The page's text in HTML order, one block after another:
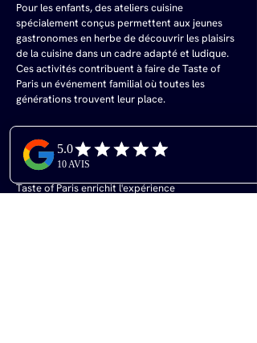
Pour les enfants, des ateliers cuisine
spécialement conçus permettent aux jeunes
gastronomes en herbe de découvrir les plaisirs
de la cuisine dans un cadre adapté et ludique.
Ces activités contribuent à faire de Taste of
Paris un événement familial où toutes les
générations trouvent leur place.
Expériences Immersives et
Animations
Taste of Paris enrichit l'expérience